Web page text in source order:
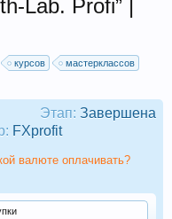
Lab. Profi” |
курсов
мастерклассов
Этап: Завершена
FXprofit
валюте оплачивать?